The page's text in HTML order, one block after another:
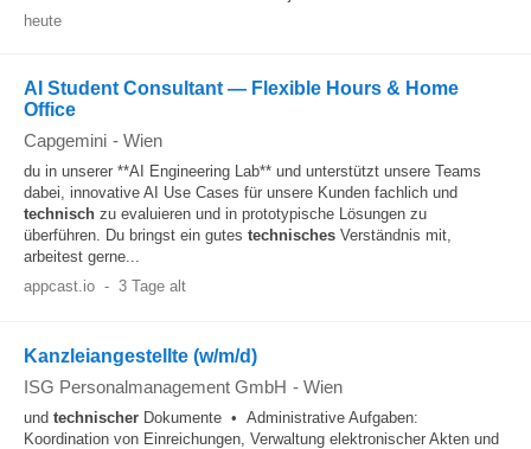
heute
AI Student Consultant — Flexible Hours & Home
Office
Capgemini - Wien
du in unserer **AI Engineering Lab** und unterstützt unsere Teams
dabei, innovative AI Use Cases für unsere Kunden fachlich und
technisch zu evaluieren und in prototypische Lösungen zu
überführen. Du bringst ein gutes technisches Verständnis mit,
arbeitest gerne...
appcast.io - 3 Tage alt
Kanzleiangestellte (w/m/d)
ISG Personalmanagement GmbH - Wien
und technischer Dokumente • Administrative Aufgaben:
Koordination von Einreichungen, Verwaltung elektronischer Akten und